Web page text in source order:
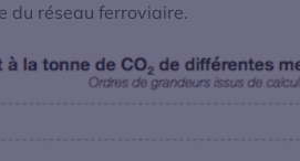
du réseau ferroviaire.